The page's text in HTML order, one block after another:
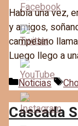
Había una vez,
y amigos,
campesino
Luego llego a
Categorías
Noticias
Cascada